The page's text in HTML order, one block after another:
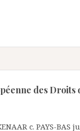
des Droits
c. PAYS-BAS